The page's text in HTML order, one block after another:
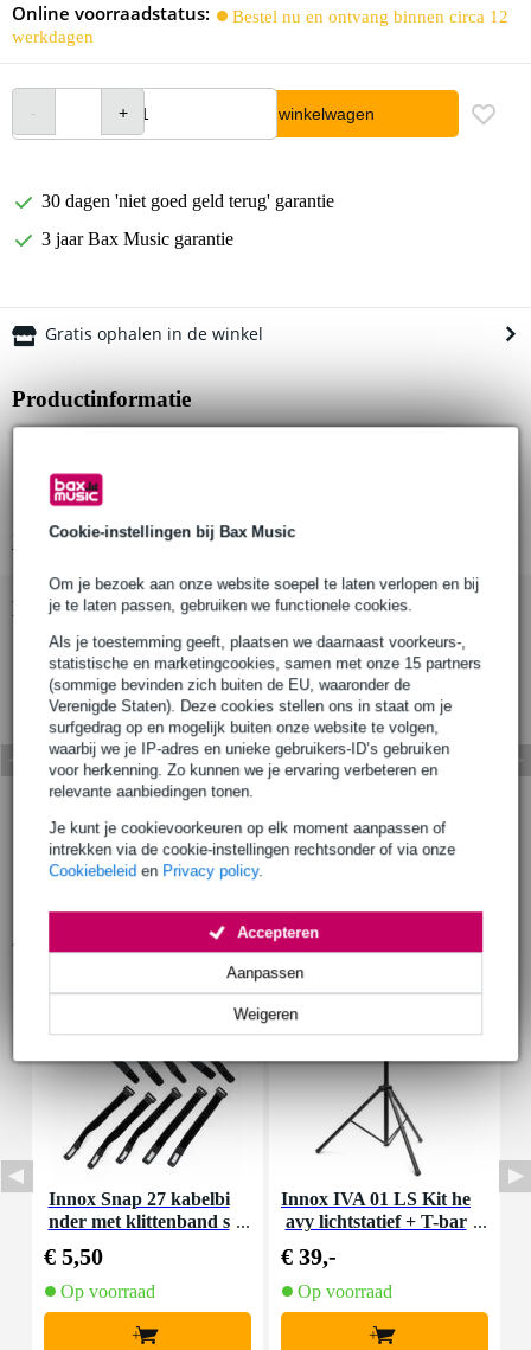
Cookie-instellingen bij Bax Music
Om je bezoek aan onze website soepel te laten verlopen en bij
je te laten passen, gebruiken we functionele cookies.
Als je toestemming geeft, plaatsen we daarnaast voorkeurs-,
statistische en marketingcookies, samen met onze 15 partners
(sommige bevinden zich buiten de EU, waaronder de
Verenigde Staten). Deze cookies stellen ons in staat om je
surfgedrag op en mogelijk buiten onze website te volgen,
waarbij we je IP-adres en unieke gebruikers-ID’s gebruiken
voor herkenning. Zo kunnen we je ervaring verbeteren en
relevante aanbiedingen tonen.
Je kunt je cookievoorkeuren op elk moment aanpassen of
intrekken via de cookie-instellingen rechtsonder of via onze
Cookiebeleid en Privacy policy.
Weigeren
Aanpassen
Accepteren
Online voorraadstatus:
Bestel nu en ontvang binnen circa 12
werkdagen
In winkelwagen
30 dagen 'niet goed geld terug' garantie
3 jaar Bax Music garantie
Gratis ophalen in de winkel
Productinformatie
Buizen diameter: Ø32mm (1¼")
Kleur: zwart (T5885501) of zilver (T58855)
Bekijk alle productspecificaties
Bekijk ook eens (1)
Innox Snap 27 kabelbi
nder met klittenband s
€ 5,50
Op voorraad
+
Innox IVA 01 LS Kit he
avy lichtstatief + T-bar
€ 39,-
Op voorraad
+